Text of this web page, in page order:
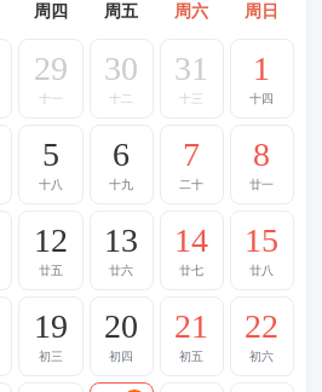
周四 周五 周六 周日
29
十一
30
十二
31
十三
1
十四
5
十八
6
十九
7
二十
8
廿一
12
廿五
13
廿六
14
廿七
15
廿八
19
初三
20
初四
21
初五
22
初六